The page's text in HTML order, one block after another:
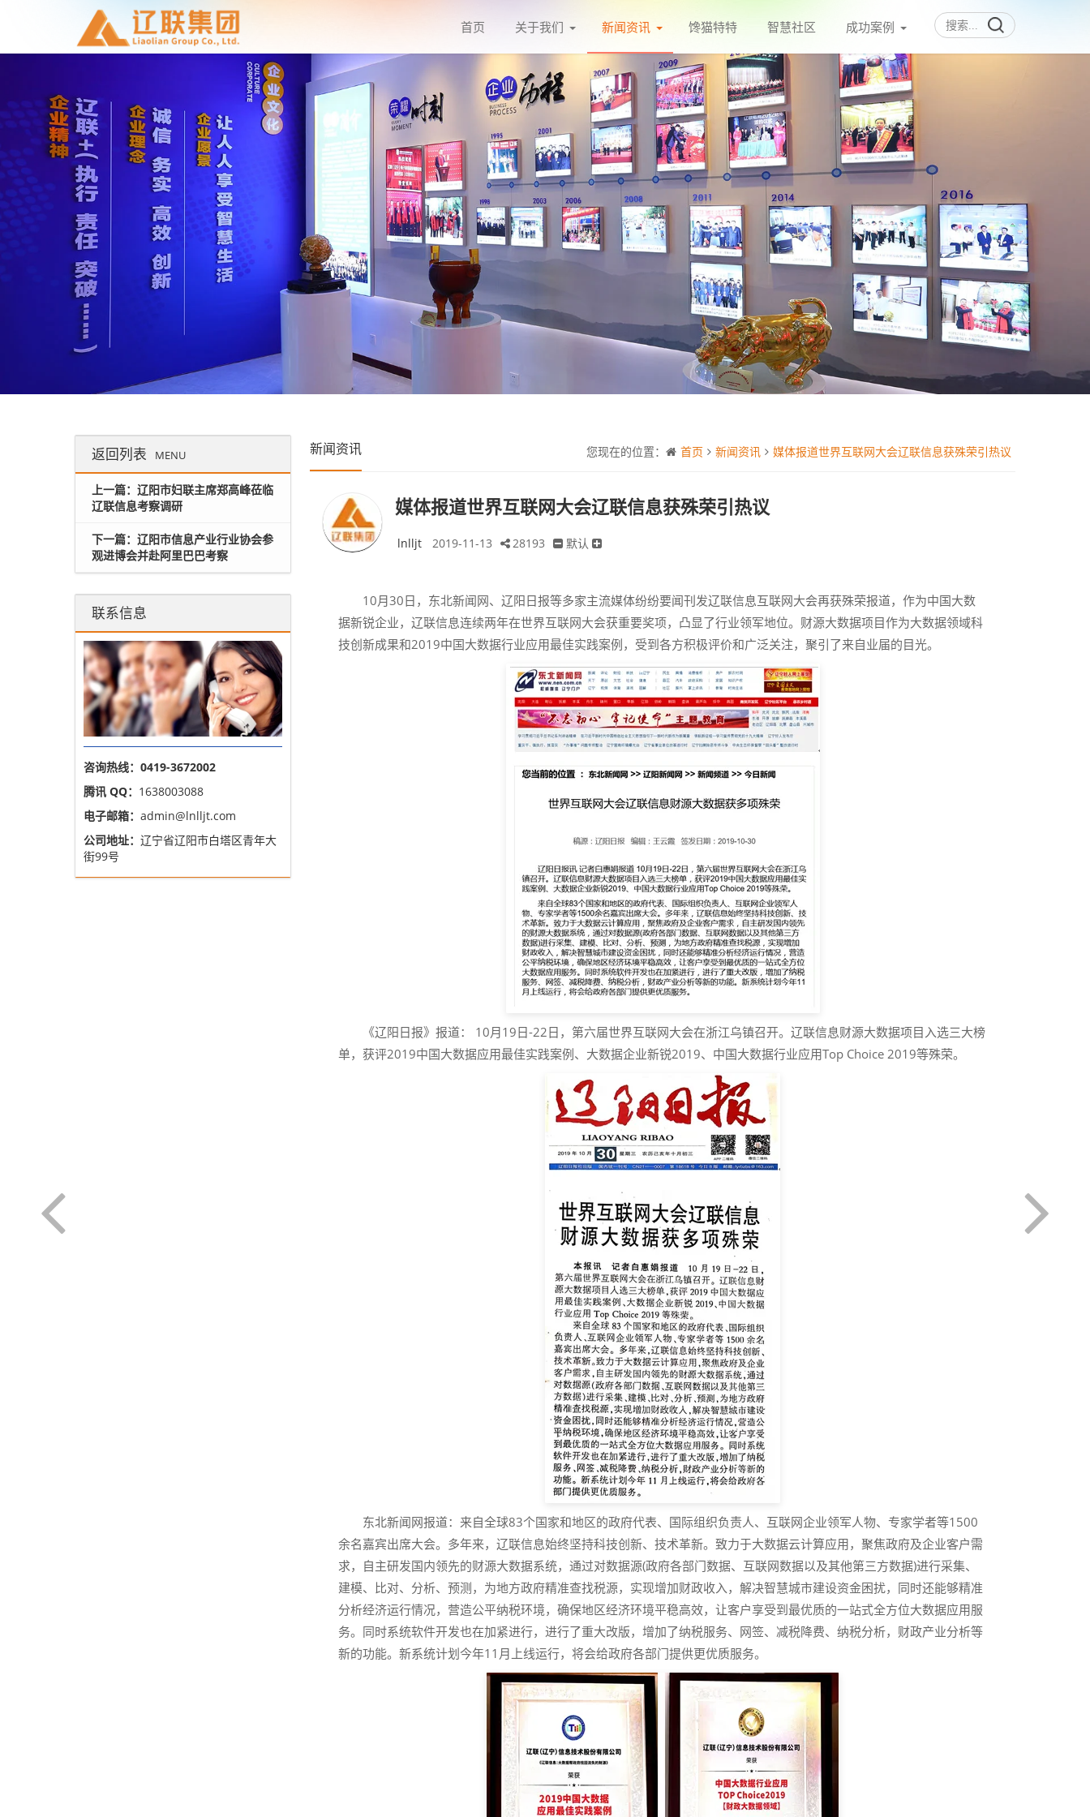
首页 关于我们 新闻资讯 馋猫特特 智慧社区 成功案例
您现在的位置： 首页 新闻资讯 媒体报道世界互联网大会辽联信息获殊荣引热议
新闻资讯
媒体报道世界互联网大会辽联信息获殊荣引热议
lnlljt 2019-11-13 28193 默认
10月30日，东北新闻网、辽阳日报等多家主流媒体纷纷要闻刊发辽联信息互联网大会再获殊荣报道，作为中国大数
据新锐企业，辽联信息连续两年在世界互联网大会获重要奖项，凸显了行业领军地位。财源大数据项目作为大数据领域科
技创新成果和2019中国大数据行业应用最佳实践案例，受到各方积极评价和广泛关注，聚引了来自业届的目光。
《辽阳日报》报道： 10月19日-22日，第六届世界互联网大会在浙江乌镇召开。辽联信息财源大数据项目入选三大榜
单，获评2019中国大数据应用最佳实践案例、大数据企业新锐2019、中国大数据行业应用Top Choice 2019等殊荣。
东北新闻网报道：来自全球83个国家和地区的政府代表、国际组织负责人、互联网企业领军人物、专家学者等1500
余名嘉宾出席大会。多年来，辽联信息始终坚持科技创新、技术革新。致力于大数据云计算应用，聚焦政府及企业客户需
求，自主研发国内领先的财源大数据系统，通过对数据源(政府各部门数据、互联网数据以及其他第三方数据)进行采集、
建模、比对、分析、预测，为地方政府精准查找税源，实现增加财政收入，解决智慧城市建设资金困扰，同时还能够精准
分析经济运行情况，营造公平纳税环境，确保地区经济环境平稳高效，让客户享受到最优质的一站式全方位大数据应用服
务。同时系统软件开发也在加紧进行，进行了重大改版，增加了纳税服务、网签、减税降费、纳税分析，财政产业分析等
新的功能。新系统计划今年11月上线运行，将会给政府各部门提供更优质服务。
返回列表 MENU
上一篇：辽阳市妇联主席郑高峰莅临
辽联信息考察调研
下一篇：辽阳市信息产业行业协会参
观进博会并赴阿里巴巴考察
联系信息
咨询热线：0419-3672002
腾讯 QQ： 1638003088
电子邮箱： admin@lnlljt.com
公司地址： 辽宁省辽阳市白塔区青年大
街99号